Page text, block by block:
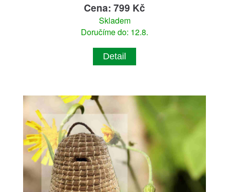
Cena: 799 Kč
Skladem
Doručíme do: 12.8.
Detail